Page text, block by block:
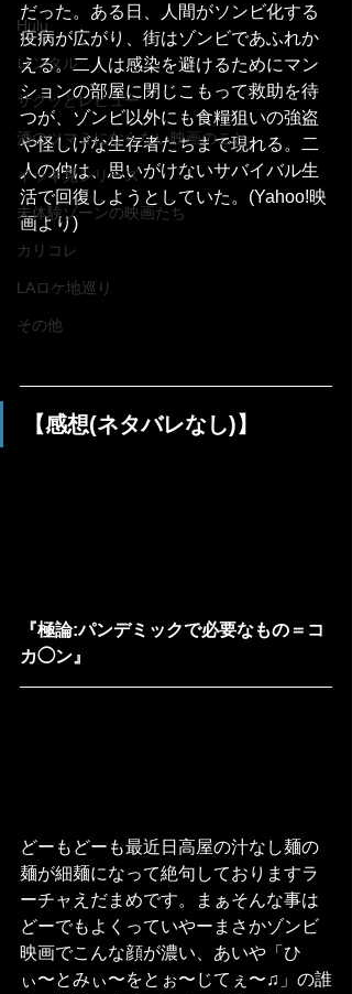
Hulu
レンタル
サクッとレビュー
酒のツマミにならない映画のこと
イッキ見シリーズ
未体験ゾーンの映画たち
カリコレ
LAロケ地巡り
その他
だった。ある日、人間がソンビ化する
疫病が広がり、街はゾンビであふれか
える。二人は感染を避けるためにマン
ションの部屋に閉じこもって救助を待
つが、ゾンビ以外にも食糧狙いの強盗
や怪しげな生存者たちまで現れる。二
人の仲は、思いがけないサバイバル生
活で回復しようとしていた。(Yahoo!映
画より)
【感想(ネタバレなし)】
『極論:パンデミックで必要なもの＝コ
カ◯ン』
どーもどーも最近日高屋の汁なし麺の
麺が細麺になって絶句しておりますラ
ーチャえだまめです。まぁそんな事は
どーでもよくっていやーまさかゾンビ
映画でこんな顔が濃い、あいや「ひ
ぃ〜とみぃ〜をとぉ〜じてぇ〜♫」の誰